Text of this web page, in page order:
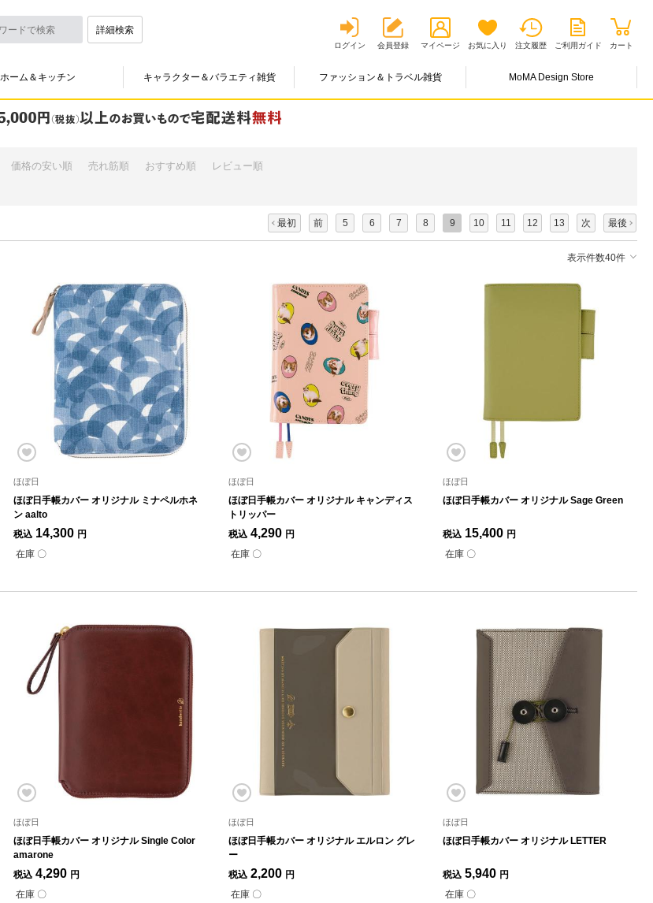
詳細検索
ログイン 会員登録 マイページ お気に入り 注文履歴 ご利用ガイド カート
ホーム＆キッチン キャラクター＆バラエティ雑貨 ファッション＆トラベル雑貨 MoMA Design Store
価格の安い順 売れ筋順 おすすめ順
レビュー順
最初 前 5 6 7 8 9 10 11 12 13 次 最後
表示件数40件
ほぼ日
ほぼ日手帳カバー オリジナル ミナペルホネ
ン aalto
税込 14,300 円
在庫 〇
ほぼ日
ほぼ日手帳カバー オリジナル キャンディス
トリッパー
税込 4,290 円
在庫 〇
ほぼ日
ほぼ日手帳カバー オリジナル Sage Green
税込 15,400 円
在庫 〇
ほぼ日
ほぼ日手帳カバー オリジナル Single Color
amarone
税込 4,290 円
在庫 〇
ほぼ日
ほぼ日手帳カバー オリジナル エルロン グレ
ー
税込 2,200 円
在庫 〇
ほぼ日
ほぼ日手帳カバー オリジナル LETTER
税込 5,940 円
在庫 〇